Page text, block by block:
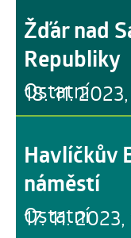
18. 11.
Žďár nad
Republiky
Ostatní
17. 11. 2023,
Havlíčkův
náměstí
Ostatní